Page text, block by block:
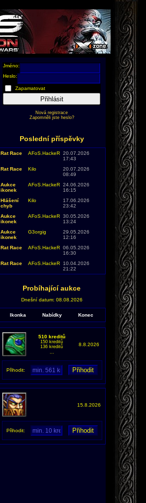
Jméno:
Heslo:
Zapamatovat
Přihlásit
Nová registrace
Zapomněli jste heslo?
Poslední příspěvky
Rat Race AFoS.HackeR 20.07.2026
17:43
Rat Race
Kilo
20.07.2026
08:49
Aukce
ikonek
AFoS.HackeR 24.06.2026
16:15
Hlášení
chyb
Kilo
17.06.2026
23:42
Aukce
ikonek
AFoS.HackeR 30.05.2026
13:24
Aukce
ikonek
G3orgig
29.05.2026
12:16
Rat Race
AFoS.HackeR 06.05.2026
16:30
Rat Race
AFoS.HackeR
10.04.2026
21:22
Probíhající aukce
Dnešní datum: 08.08.2026
Ikonka Nabídky Konec
510 kreditů
150 kreditů
136 kreditů
8.8.2026
Přihodit:
15.8.2026
Přihodit: